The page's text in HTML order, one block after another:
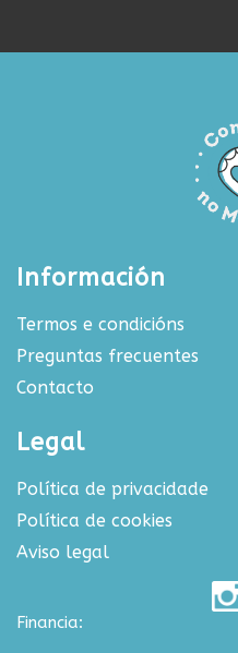
Información
Termos e condicións
Preguntas frecuentes
Contacto
Legal
Política de privacidade
Política de cookies
Aviso legal
Financia: